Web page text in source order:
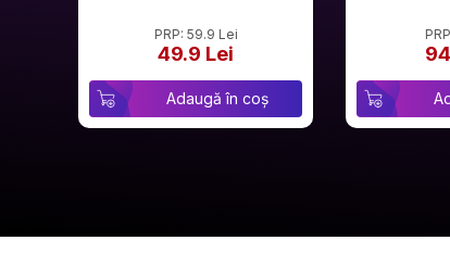
PRP: 59.9 Lei
49.9 Lei
Adaugă în coș